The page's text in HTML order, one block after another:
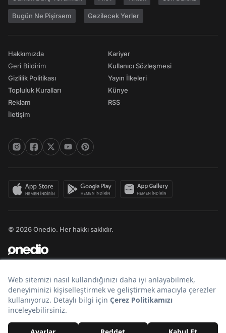
Bugün Ne Pişirsem Gezilecek Yerler
Hakkımızda
Geri Bildirim
Gizlilik Politikası
Topluluk Kuralları
Reklam
İletişim
Kariyer
Kullanıcı Sözleşmesi
Yayın İlkeleri
Künye
RSS
© 2026 Onedio. Her hakkı saklıdır.
Bir markasıdır.